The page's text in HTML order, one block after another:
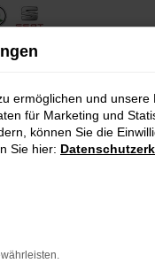
ermöglichen und unsere
für Marketing und
können Sie die
Sie hier: